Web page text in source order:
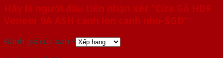
Hãy là người đầu tiên nhận xét “Cửa Gỗ HDF
Veneer 9A ASH canh lon canh nho-SGD”
Đánh giá của bạn *